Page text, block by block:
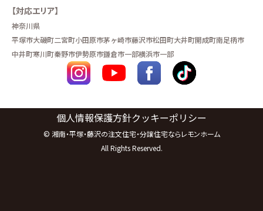
【対応エリア】
神奈川県
平塚市大磯町二宮町小田原市茅ヶ崎市藤沢市松田町大井町開成町南足柄市
中井町寒川町秦野市伊勢原市鎌倉市一部横浜市一部
個人情報保護方針クッキーポリシー
© 湘南・平塚・藤沢の注文住宅・分譲住宅ならレモンホーム
All Rights Reserved.